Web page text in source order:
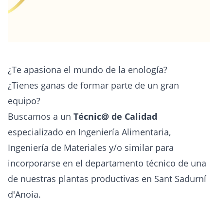
¿Te apasiona el mundo de la enología?
¿Tienes ganas de formar parte de un gran
equipo?
Buscamos a un Técnic@ de Calidad
especializado en Ingeniería Alimentaria,
Ingeniería de Materiales y/o similar para
incorporarse en el departamento técnico de una
de nuestras plantas productivas en Sant Sadurní
d'Anoia.